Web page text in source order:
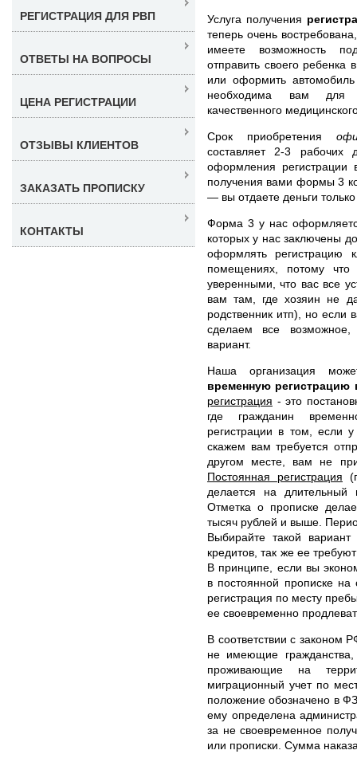
Услуга получения
теперь очень
имеете возможность
отправить своего
или оформить
необходима вам для
качественного
Срок приобретения
составляет 2-3 рабочих
оформления
получения вами формы 3
— вы отдаете деньги только
Форма 3 у нас
которых у нас заключены
оформлять регистрацию
помещениях, потому
уверенными, что вас все
вам там, где хозяин не
родственник итп), но
сделаем все
вариант.
Наша организация
временную регистрацию
регистрация - это
где гражданин
регистрации в том, если
скажем вам требуется
другом месте, вам не
Постоянная регистрация
делается на
Отметка о прописке
тысяч рублей и выше.
Выбирайте такой
кредитов, так же ее
В принципе, если вы
в постоянной прописке на
регистрация по месту
ее своевременно
В соответствии с законом
не имеющие
проживающие на
миграционный учет по
положение обозначено в
ему определена
за не своевременное
или прописки. Сумма
РЕГИСТРАЦИЯ ДЛЯ РВП
ОТВЕТЫ НА ВОПРОСЫ
ЦЕНА РЕГИСТРАЦИИ
ОТЗЫВЫ КЛИЕНТОВ
ЗАКАЗАТЬ ПРОПИСКУ
КОНТАКТЫ